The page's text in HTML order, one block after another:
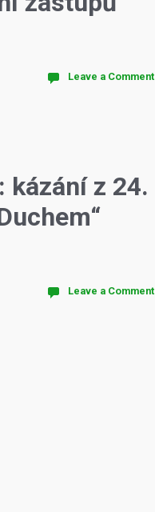
Leave a Comment
kázání z 24.
Leave a Comment